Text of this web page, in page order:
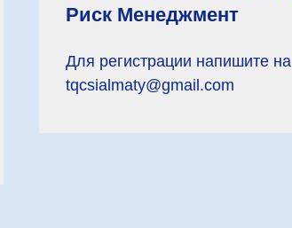
Риск Менеджмент
Для регистрации напишите на
tqcsialmaty@gmail.com